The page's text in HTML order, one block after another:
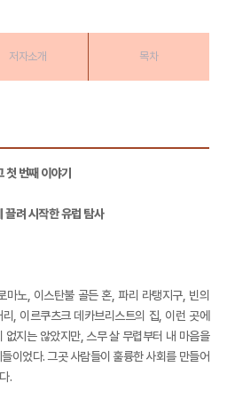
저자소개 목차
번째 이야기
끌려 시작한 유럽 탐사
마노, 이스탄불 골든 혼, 파리 라탱지구, 빈의
, 이르쿠츠크 데카브리스트의 집, 이런 곳에
없지는 않았지만, 스무 살 무렵부터 내 마음을
이었다. 그곳 사람들이 훌륭한 사회를 만들어
.